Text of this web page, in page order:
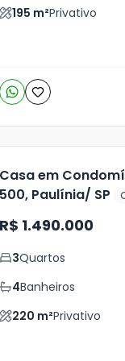
195 m²Privativo
em
Paulínia/ SP
1.490.000
3Quartos
4Banheiros
220 m²Privativo